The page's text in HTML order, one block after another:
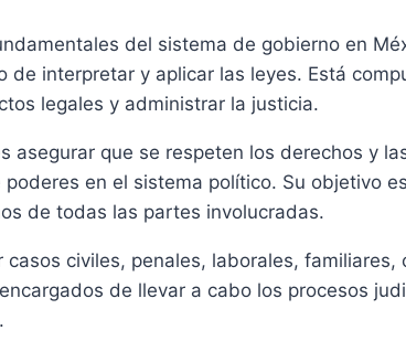
del sistema de gobierno en
de interpretar y aplicar las leyes. Está
legales y administrar la justicia.
asegurar que se respeten los derechos y
en el sistema político. Su objetivo
de todas las partes involucradas.
casos civiles, penales, laborales,
de llevar a cabo los procesos